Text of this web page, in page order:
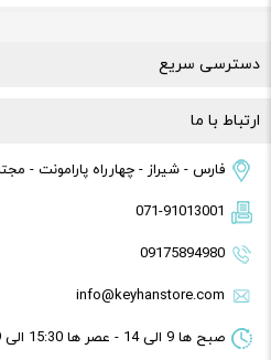
دسترسی سریع
درباره ما
راهنمای خرید
قوانین و مقررات
تماس با ما
ارتباط با ما
فارس - شیراز - چهارراه پارامونت - مجتمع
صبح ها 9 الی 14 - عصر ها 15:30 الی 19